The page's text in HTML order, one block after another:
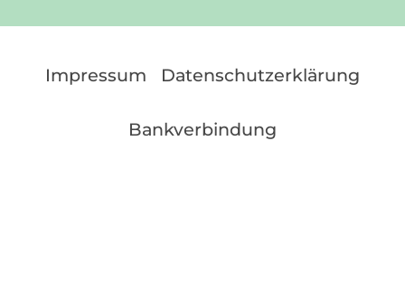
Impressum Datenschutzerklärung
Bankverbindung